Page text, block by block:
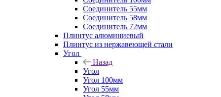
Соединитель 55мм
Соединитель 58мм
Соединитель 72мм
Плинтус алюминиевый
Плинтус из нержавеющей стали
Угол
Назад
Угол
Угол 100мм
Угол 55мм